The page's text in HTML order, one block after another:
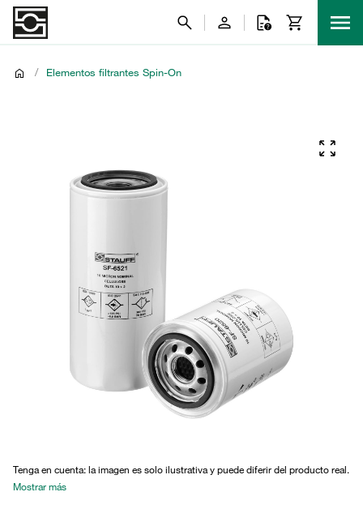
/ Elementos filtrantes Spin-On
Tenga en cuenta: la imagen es solo ilustrativa y puede diferir del producto real.
Mostrar más